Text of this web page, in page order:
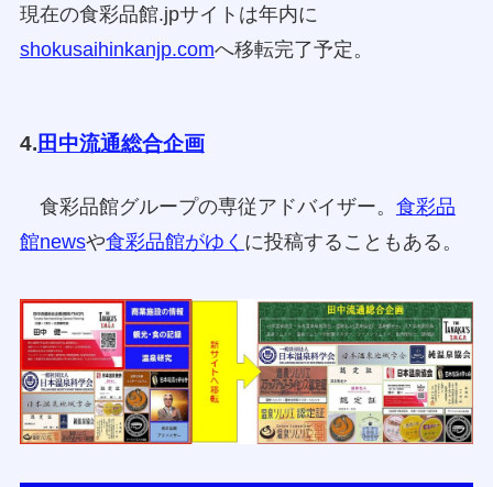
現在の食彩品館.jpサイトは年内に
shokusaihinkanjp.comへ移転完了予定。
4.田中流通総合企画
食彩品館グループの専従アドバイザー。 食彩品
館newsや食彩品館がゆく に投稿することもある。